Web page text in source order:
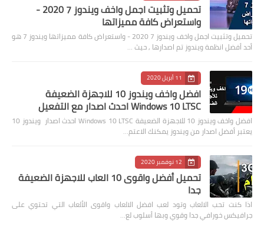
تحميل وتثبيت اجمل واخف ويندوز 7 2020 -
واستعراض كافة مميزاتها
تحميل وتثبيت اجمل واخف ويندوز 7 2020 - واستعراض كافة مميزاتها ويندوز 7 هو
أحد أفضل انظمة ويندوز تم اصدارها , حيث …
11 أبريل 2020
افضل واخف ويندوز 10 للاجهزة الضعيفة
Windows 10 LTSC احدث اصدار مع التفعيل
افضل واخف ويندوز 10 للاجهزة الضعيفة Windows 10 LTSC احدث اصدار ويندوز 10
يعتبر أفضل اصدار من ويندوز يمكنك الاعتم…
12 نوفمبر 2020
تحميل أفضل واقوى 10 العاب للاجهزة الضعيفة
جدا
اذا كنت تحب الالعاب وتود لعب افضل الالعاب واقوى الألعاب التي تحتوي على
جرافيكس خورافي جدا وقوي وبها أسلوب لع…